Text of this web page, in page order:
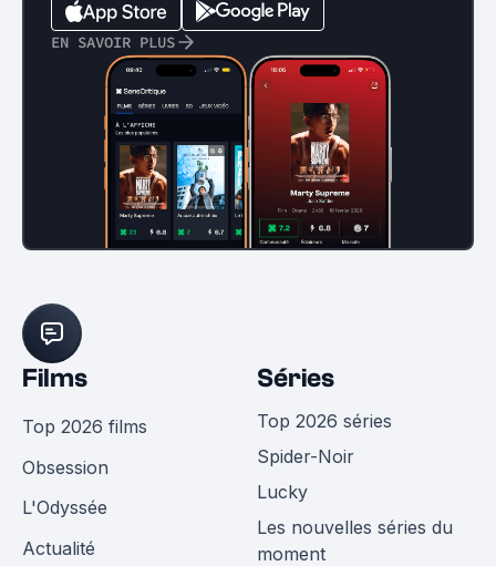
EN SAVOIR PLUS
Films
Top 2026 films
Obsession
L'Odyssée
Actualité
Séries
Top 2026 séries
Spider-Noir
Lucky
Les nouvelles séries du
moment